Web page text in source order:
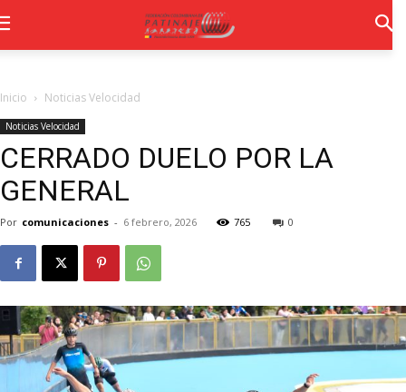
Inicio Noticias Velocidad
Noticias Velocidad
CERRADO DUELO POR LA
GENERAL
Por comunicaciones - 6 febrero, 2026 765 0